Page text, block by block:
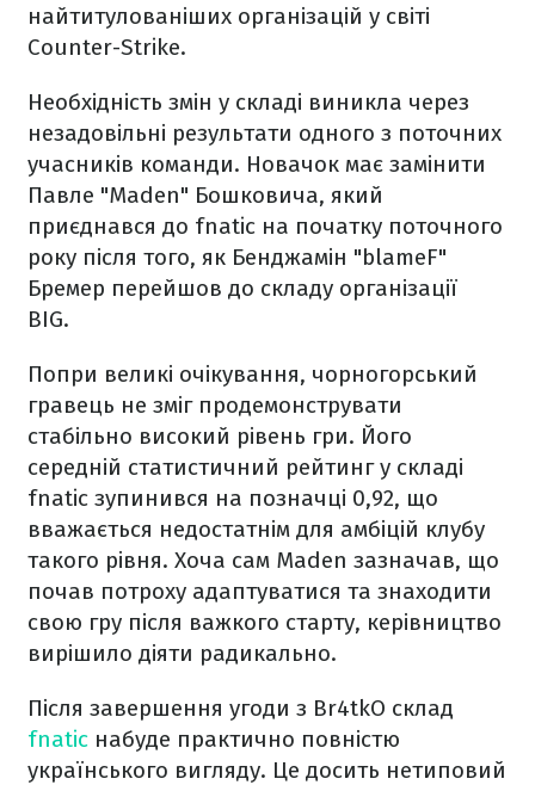
найтитулованіших організацій у світі
Counter-Strike.
Необхідність змін у складі виникла через
незадовільні результати одного з поточних
учасників команди. Новачок має замінити
Павле "Maden" Бошковича, який
приєднався до fnatic на початку поточного
року після того, як Бенджамін "blameF"
Бремер перейшов до складу організації
BIG.
Попри великі очікування, чорногорський
гравець не зміг продемонструвати
стабільно високий рівень гри. Його
середній статистичний рейтинг у складі
fnatic зупинився на позначці 0,92, що
вважається недостатнім для амбіцій клубу
такого рівня. Хоча сам Maden зазначав, що
почав потроху адаптуватися та знаходити
свою гру після важкого старту, керівництво
вирішило діяти радикально.
Після завершення угоди з Br4tkO склад
fnatic набуде практично повністю
українського вигляду. Це досить нетиповий